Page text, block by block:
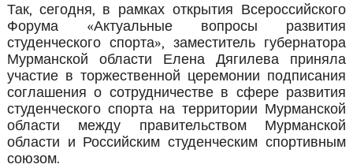
Так, сегодня, в рамках открытия Всероссийского
Форума «Актуальные вопросы развития
студенческого спорта», заместитель губернатора
Мурманской области Елена Дягилева приняла
участие в торжественной церемонии подписания
соглашения о сотрудничестве в сфере развития
студенческого спорта на территории Мурманской
области между правительством Мурманской
области и Российским студенческим спортивным
союзом.